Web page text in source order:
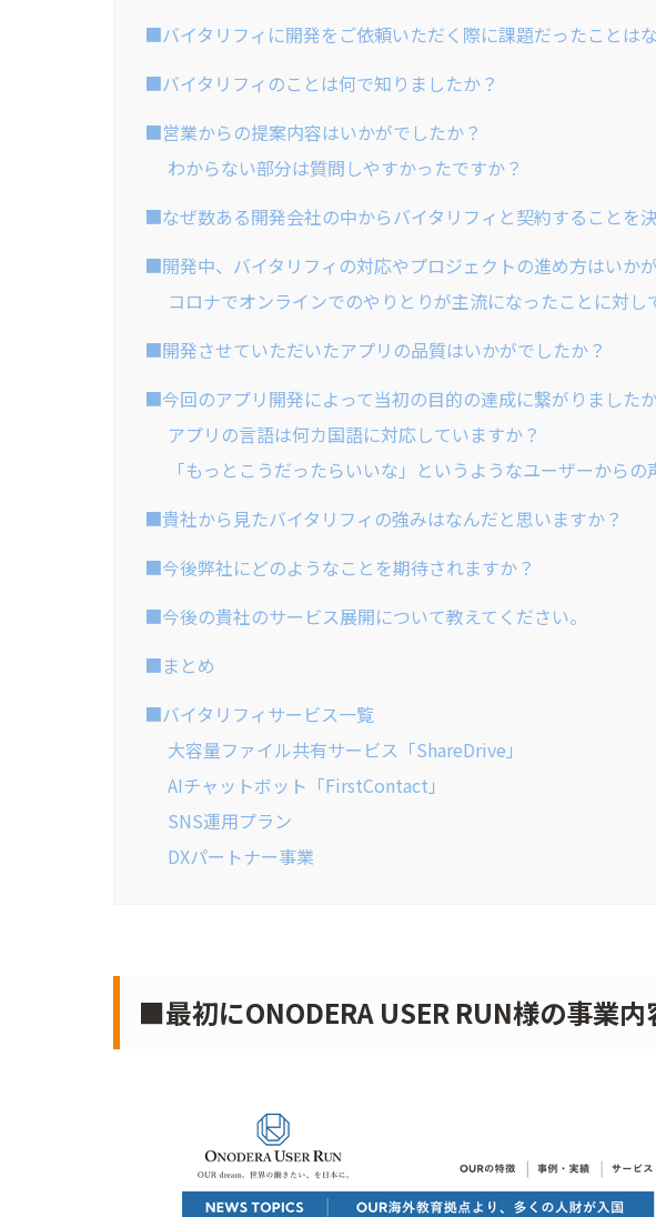
■バイタリフィに開発をご依頼いただく際に課題だったことはな
■バイタリフィのことは何で知りましたか？
■営業からの提案内容はいかがでしたか？
わからない部分は質問しやすかったですか？
■なぜ数ある開発会社の中からバイタリフィと契約することを
■開発中、バイタリフィの対応やプロジェクトの進め方はいか
コロナでオンラインでのやりとりが主流になったことに対し
■開発させていただいたアプリの品質はいかがでしたか？
■今回のアプリ開発によって当初の目的の達成に繋がりました
アプリの言語は何カ国語に対応していますか？
「もっとこうだったらいいな」というようなユーザーからの
■貴社から見たバイタリフィの強みはなんだと思いますか？
■今後弊社にどのようなことを期待されますか？
■今後の貴社のサービス展開について教えてください。
■まとめ
■バイタリフィサービス一覧
大容量ファイル共有サービス「ShareDrive」
AIチャットボット「FirstContact」
SNS運用プラン
DXパートナー事業
■最初にONODERA USER RUN様の事業内